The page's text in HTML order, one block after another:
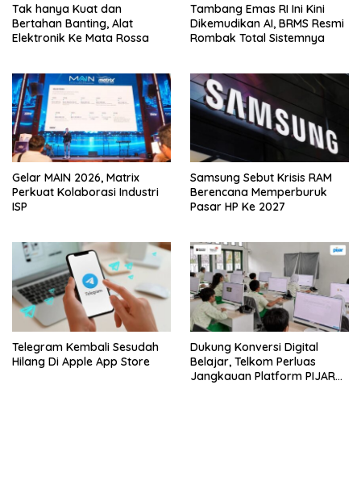
Tak hanya Kuat dan
Bertahan Banting, Alat
Elektronik Ke Mata Rossa
Tambang Emas RI Ini Kini
Dikemudikan AI, BRMS Resmi
Rombak Total Sistemnya
Gelar MAIN 2026, Matrix
Perkuat Kolaborasi Industri
ISP
Samsung Sebut Krisis RAM
Berencana Memperburuk
Pasar HP Ke 2027
Telegram Kembali Sesudah
Hilang Di Apple App Store
Dukung Konversi Digital
Belajar, Telkom Perluas
Jangkauan Platform PIJAR